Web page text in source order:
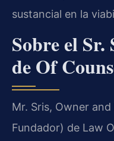
sustancial en la
Sobre el
de Of
Mr. Sris, Owner
Fundador) de Law